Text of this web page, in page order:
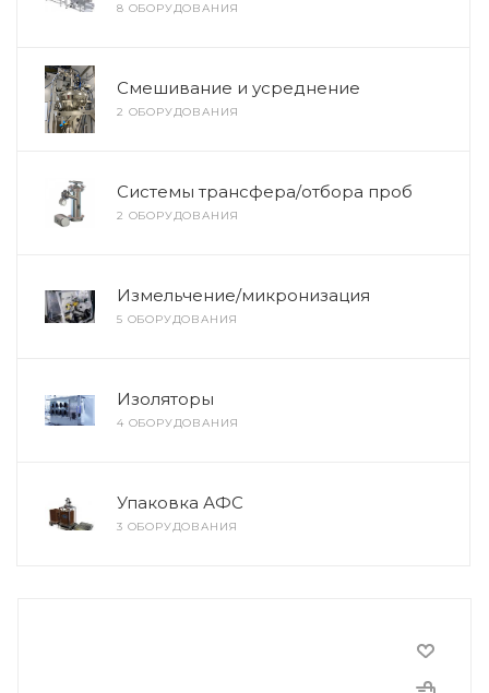
8 ОБОРУДОВАНИЯ
Смешивание и усреднение
2 ОБОРУДОВАНИЯ
Системы трансфера/отбора проб
2 ОБОРУДОВАНИЯ
Измельчение/микронизация
5 ОБОРУДОВАНИЯ
Изоляторы
4 ОБОРУДОВАНИЯ
Упаковка АФС
3 ОБОРУДОВАНИЯ